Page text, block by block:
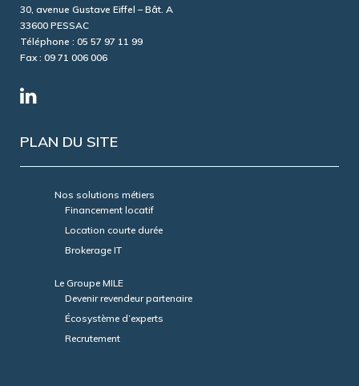
30, avenue Gustave Eiffel – Bât. A
33600 PESSAC
Téléphone : 05 57 97 11 99
Fax : 09 71 006 006
PLAN DU SITE
Nos solutions métiers
Financement locatif
Location courte durée
Brokerage IT
Le Groupe MILE
Devenir revendeur partenaire
Écosystème d’experts
Recrutement